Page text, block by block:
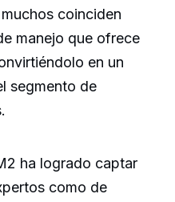
coinciden
manejo que ofrece
en un
segmento de
ha logrado captar
como de